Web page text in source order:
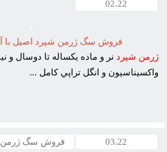
02.22
فروش سگ ژرمن شپرد اصيل با
ژرمن شپرد نر و ماده يکساله تا دوسال و
واکسيناسيون و انگل تراپي کامل ...
03.22 فروش سگ ژرمن